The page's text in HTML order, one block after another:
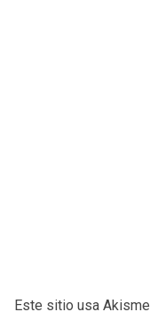
Este sitio usa